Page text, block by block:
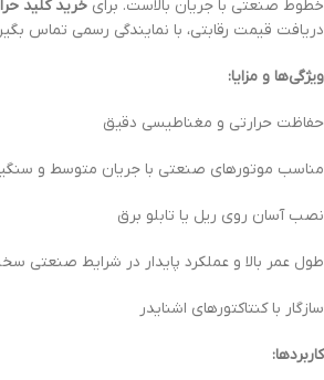
خطوط صنعتی با جریان بالاست. برای خرید کلید حرارتی
دریافت قیمت رقابتی، با نمایندگی رسمی تماس
ویژگی‌ها و مزایا:
حفاظت حرارتی و مغناطیسی دقیق
مناسب موتورهای صنعتی با جریان متوسط و
نصب آسان روی ریل یا تابلو برق
طول عمر بالا و عملکرد پایدار در شرایط صنعتی
سازگار با کنتاکتورهای اشنایدر
کاربردها: